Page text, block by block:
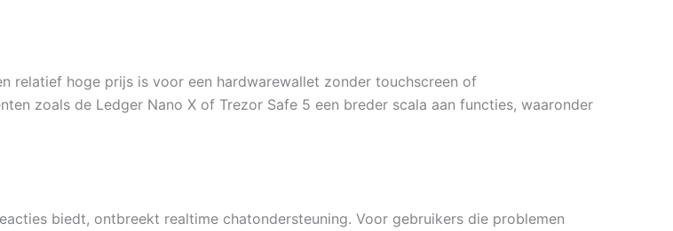
relatief hoge prijs is voor een hardwarewallet zonder touchscreen of
zoals de Ledger Nano X of Trezor Safe 5 een breder scala aan functies, waaronder
biedt, ontbreekt realtime chatondersteuning. Voor gebruikers die problemen